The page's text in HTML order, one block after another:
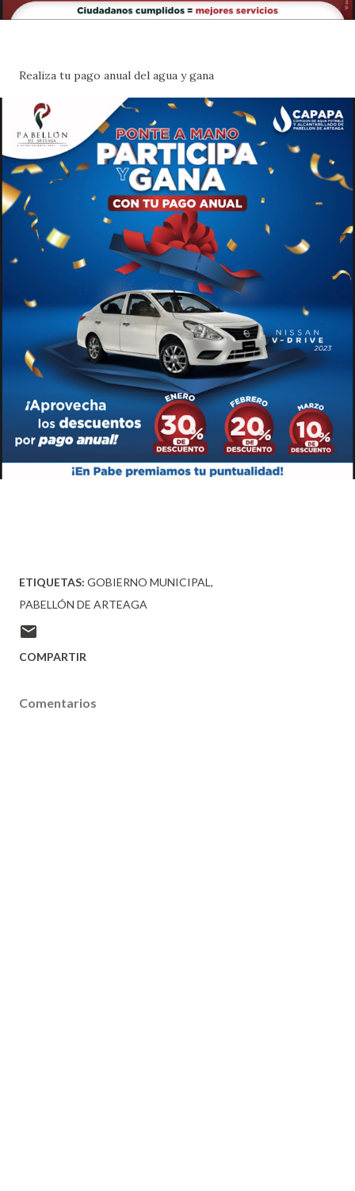
Realiza tu pago anual del agua y gana
ETIQUETAS: GOBIERNO MUNICIPAL
PABELLÓN DE ARTEAGA
COMPARTIR
Comentarios